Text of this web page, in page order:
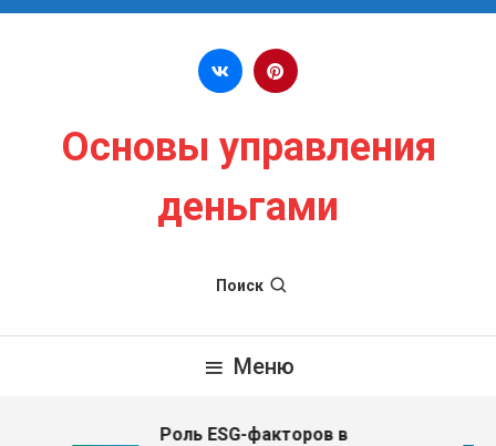
Перейти к содержимому
Основы управления
деньгами
Поиск
Меню
Роль ESG-факторов в